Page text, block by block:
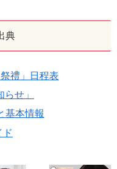
典
禮」日程表
せ」
基本情報
ド